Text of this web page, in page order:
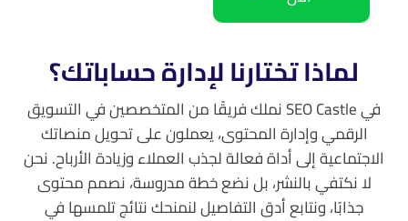
لماذا تختارنا لإدارة حساباتك؟
في SEO Castle نملك فريقًا من المتخصصين في التسويق
الرقمي وإدارة المحتوى، يعملون على تحويل منصاتك
الاجتماعية إلى أداة فعالة لجذب العملاء وزيادة الأرباح. نحن
لا نكتفي بالنشر، بل نضع خطة مدروسة، نصمم محتوى
جذابًا، ونتابع أدق التفاصيل لنمنحك نتائج تلمسها في